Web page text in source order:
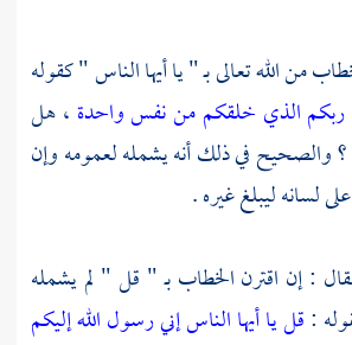
من الله تعالى بـ " يا أيها الناس " كقوله
ربكم الذي خلقكم من نفس واحدة ، هل
والصحيح في ذلك أنه يشمله لعمومه وإن
لسانه ليبلغ غيره .
: إن اقترن الخطاب بـ " قل " لم يشمله
:قل يا أيها الناس إني رسول الله إليكم